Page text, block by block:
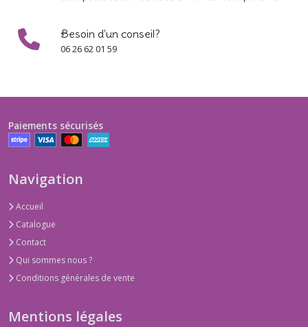
Besoin d'un conseil?
06 26 62 01 59
Paiements sécurisés
Navigation
Accueil
Catalogue
Contact
Qui sommes nous ?
Conditions générales de vente
Mentions légales